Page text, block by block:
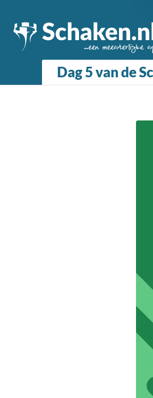
Dag 5 van de